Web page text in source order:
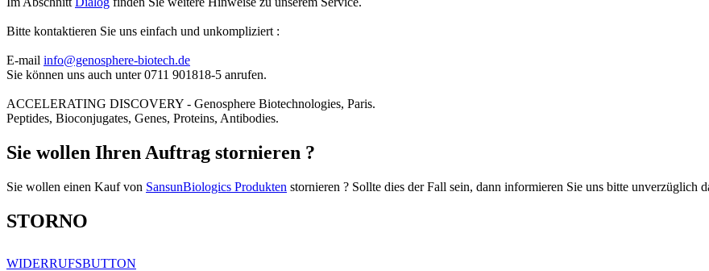
Bitte kontaktieren Sie uns einfach und unkompliziert :
E-mail info@genosphere-biotech.de
Sie können uns auch unter 0711 901818-5 anrufen.
ACCELERATING DISCOVERY - Genosphere Biotechnologies, Paris.
Peptides, Bioconjugates, Genes, Proteins, Antibodies.
Sie wollen Ihren Auftrag stornieren ?
Sie wollen einen Kauf von SansunBiologics Produkten stornieren ? Sollte dies der Fall sein, dann informieren Sie uns bitte unverzüglich
STORNO
WIDERRUFSBUTTON